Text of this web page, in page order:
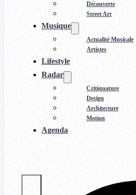
Découverte
Street Art
Musique
Actualité Musicale
Artistes
Lifestyle
Radar
Critiquature
Design
Architecture
Motion
Agenda